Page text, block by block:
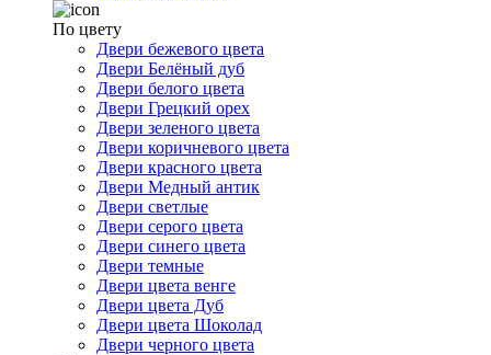
По цвету
Двери бежевого цвета
Двери Белёный дуб
Двери белого цвета
Двери Грецкий орех
Двери зеленого цвета
Двери коричневого цвета
Двери красного цвета
Двери Медный антик
Двери светлые
Двери серого цвета
Двери синего цвета
Двери темные
Двери цвета венге
Двери цвета Дуб
Двери цвета Шоколад
Двери черного цвета